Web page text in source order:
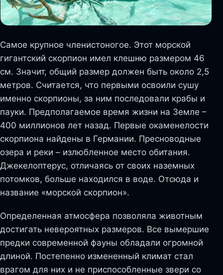
Самое крупное членистоногое. Этот морской
гигантский скорпион имел клешню размером 46
см. Значит, общий размер должен быть около 2,5
метров. Считается, что первыми освоили сушу
именно скорпионы, за ним последовали крабы и
пауки. Предполагаемое время жизни на Земле –
400 миллионов лет назад. Первые окаменелости
скорпиона найдены в Германии. Пресноводные
озера и реки – излюбленное место обитания.
Джекелоптерус, отличаясь от своих наземных
потомков, больше находился в воде. Отсюда и
название «морской скорпион».
Определенная атмосфера позволяла животным
достигать невероятных размеров. Все вымершие
предки современной фауны обладали огромной
длиной. Постепенно измененный климат стал
врагом для них и не приспособленные звери со